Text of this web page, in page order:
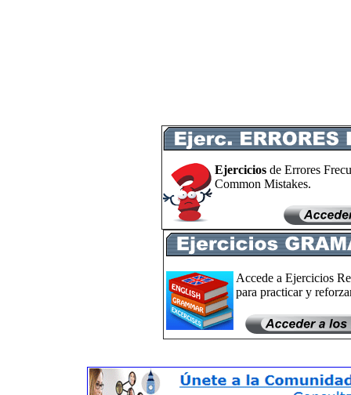
Ejerciciosde Errores
Common Mistakes.
Accede a Ejercicios
para practicar y